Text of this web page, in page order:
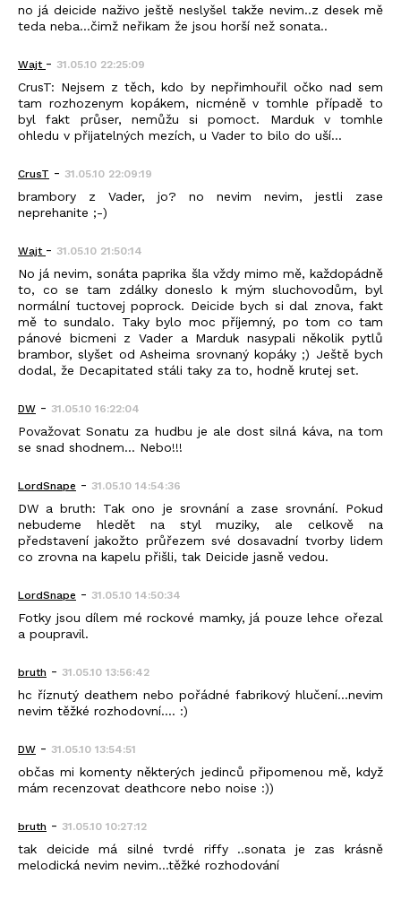
no já deicide naživo ještě neslyšel takže nevim..z desek mě
teda neba...čimž neřikam že jsou horší než sonata..
Wajt - 31.05.10 22:25:09
CrusT: Nejsem z těch, kdo by nepřimhouřil očko nad sem
tam rozhozenym kopákem, nicméně v tomhle případě to
byl fakt průser, nemůžu si pomoct. Marduk v tomhle
ohledu v přijatelných mezích, u Vader to bilo do uší...
CrusT - 31.05.10 22:09:19
brambory z Vader, jo? no nevim nevim, jestli zase
neprehanite ;-)
Wajt - 31.05.10 21:50:14
No já nevim, sonáta paprika šla vždy mimo mě, každopádně
to, co se tam zdálky doneslo k mým sluchovodům, byl
normální tuctovej poprock. Deicide bych si dal znova, fakt
mě to sundalo. Taky bylo moc příjemný, po tom co tam
pánové bicmeni z Vader a Marduk nasypali několik pytlů
brambor, slyšet od Asheima srovnaný kopáky ;) Ještě bych
dodal, že Decapitated stáli taky za to, hodně krutej set.
DW - 31.05.10 16:22:04
Považovat Sonatu za hudbu je ale dost silná káva, na tom
se snad shodnem... Nebo!!!
LordSnape - 31.05.10 14:54:36
DW a bruth: Tak ono je srovnání a zase srovnání. Pokud
nebudeme hledět na styl muziky, ale celkově na
představení jakožto průřezem své dosavadní tvorby lidem
co zrovna na kapelu přišli, tak Deicide jasně vedou.
LordSnape - 31.05.10 14:50:34
Fotky jsou dílem mé rockové mamky, já pouze lehce ořezal
a poupravil.
bruth - 31.05.10 13:56:42
hc říznutý deathem nebo pořádné fabrikový hlučení...nevim
nevim těžké rozhodovní.... :)
DW - 31.05.10 13:54:51
občas mi komenty některých jedinců připomenou mě, když
mám recenzovat deathcore nebo noise :))
bruth - 31.05.10 10:27:12
tak deicide má silné tvrdé riffy ..sonata je zas krásně
melodická nevim nevim...těžké rozhodování